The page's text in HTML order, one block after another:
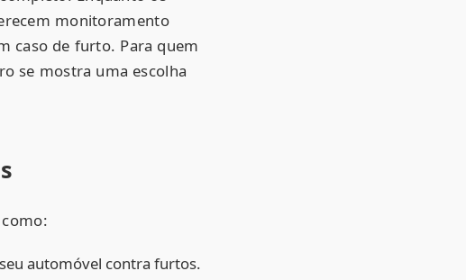
monitoramento
caso de furto. Para quem
se mostra uma escolha
automóvel contra furtos.